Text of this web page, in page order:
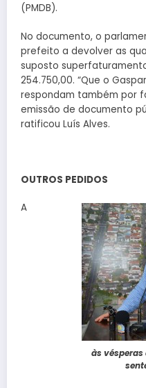
(PMDB).
No documento, o
prefeito a devolver as
suposto
254.750,00. “Que o
respondam também por
emissão de documento
ratificou Luís Alves.
OUTROS PEDIDOS
às vésperas
A